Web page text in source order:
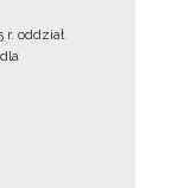
oddział